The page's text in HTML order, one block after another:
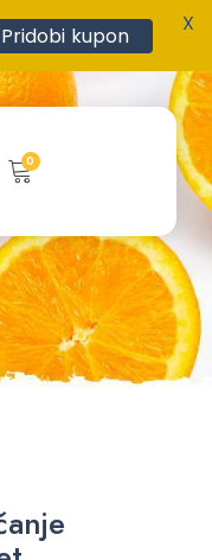
0
Pridobi kupon X